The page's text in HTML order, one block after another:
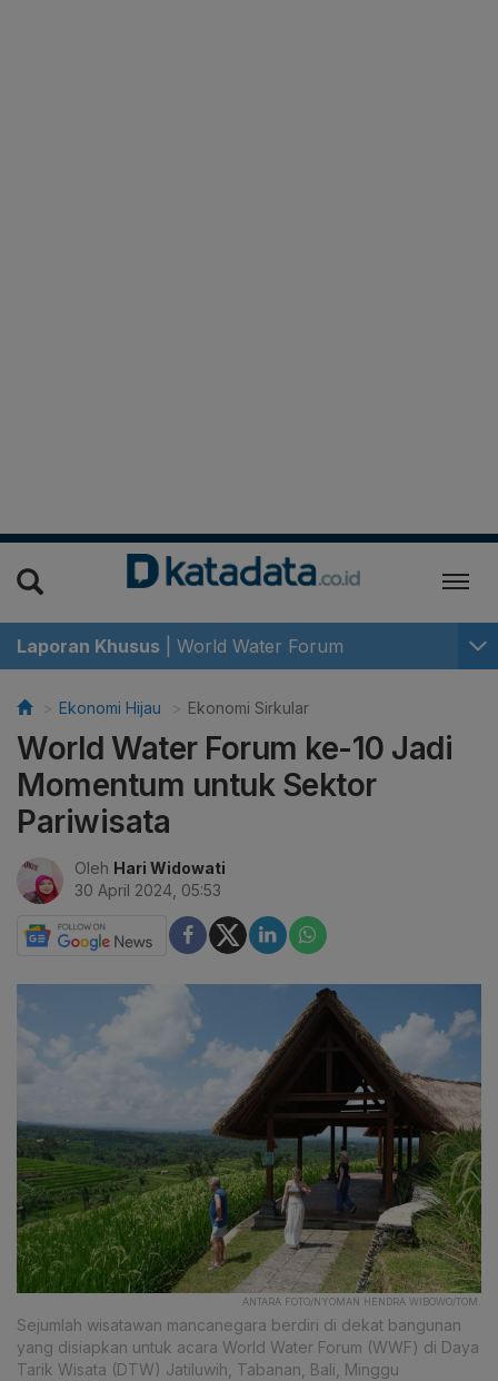
Laporan Khusus World Water Forum
Ekonomi Hijau Ekonomi Sirkular
World Water Forum ke-10 Jadi
Momentum untuk Sektor
Pariwisata
Oleh Hari Widowati
30 April 2024, 05:53
ANTARA FOTO/NYOMAN HENDRA WIBOWO/TOM.
Sejumlah wisatawan mancanegara berdiri di dekat bangunan
yang disiapkan untuk acara World Water Forum (WWF) di Daya
Tarik Wisata (DTW) Jatiluwih, Tabanan, Bali, Minggu